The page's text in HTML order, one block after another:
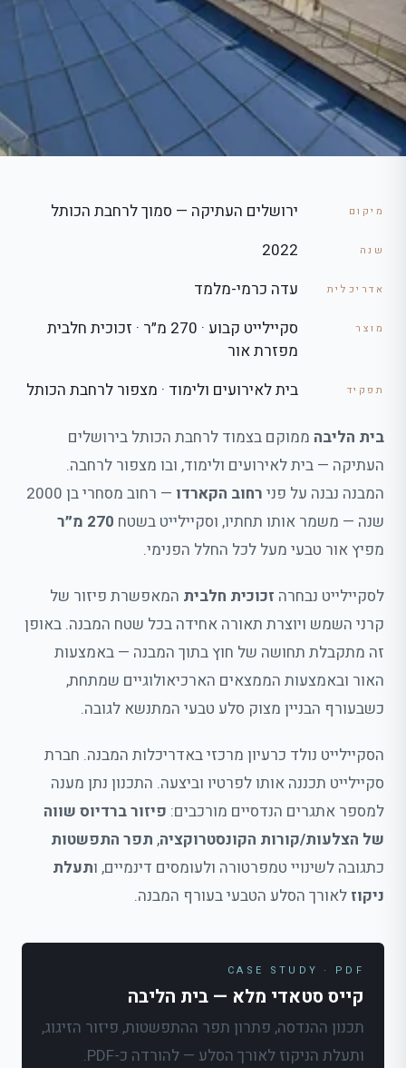
מיקום ירושלים העתיקה — סמוך לרחבת הכותל
שנה 2022
אדריכלית עדה כרמי-מלמד
מוצר
סקיילייט קבוע · 270 מ״ר · זכוכית חלבית
מפזרת אור
תפקיד בית לאירועים ולימוד · מצפור לרחבת הכותל
בית הליבה ממוקם בצמוד לרחבת הכותל בירושלים
העתיקה — בית לאירועים ולימוד, ובו מצפור לרחבה.
המבנה נבנה על פני רחוב הקארדו
— רחוב מסחרי בן 2000
שנה — משמר אותו תחתיו, וסקיילייט בשטח 270 מ״ר
מפיץ אור טבעי מעל לכל החלל הפנימי.
לסקיילייט נבחרה זכוכית חלבית המאפשרת פיזור של
קרני השמש ויוצרת תאורה אחידה בכל שטח המבנה. באופן
זה מתקבלת תחושה של חוץ בתוך המבנה — באמצעות
האור ובאמצעות הממצאים הארכיאולוגיים שמתחת,
כשבעורף הבניין מצוק סלע טבעי המתנשא לגובה.
הסקיילייט נולד כרעיון מרכזי באדריכלות המבנה. חברת
סקיילייט תכננה אותו לפרטיו וביצעה. התכנון נתן מענה
למספר אתגרים הנדסיים מורכבים: פיזור ברדיוס שווה
של הצלעות/קורות הקונסטרוקציה, תפר התפשטות
כתגובה לשינויי טמפרטורה ולעומסים דינמיים, ותעלת
ניקוז לאורך הסלע הטבעי בעורף המבנה.
CASE STUDY · PDF
קייס סטאדי מלא — בית הליבה
תכנון ההנדסה, פתרון תפר ההתפשטות, פיזור הזיגוג,
ותעלת הניקוז לאורך הסלע — להורדה כ-PDF.